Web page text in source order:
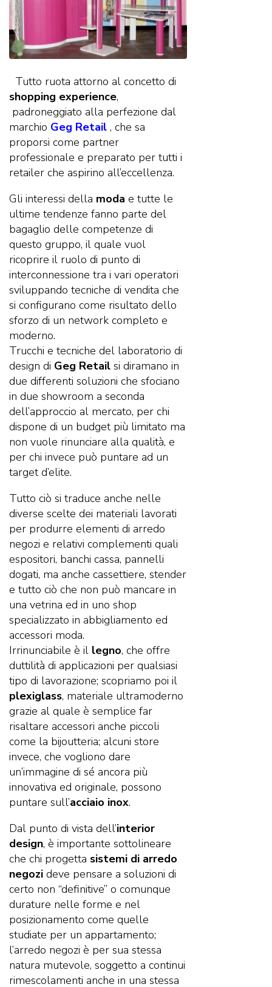
Tutto ruota attorno al concetto di
shopping experience,
padroneggiato alla perfezione dal
marchio Geg Retail , che sa
proporsi come partner
professionale e preparato per tutti i
retailer che aspirino all’eccellenza.
Gli interessi della moda e tutte le
ultime tendenze fanno parte del
bagaglio delle competenze di
questo gruppo, il quale vuol
ricoprire il ruolo di punto di
interconnessione tra i vari operatori
sviluppando tecniche di vendita che
si configurano come risultato dello
sforzo di un network completo e
moderno.
Trucchi e tecniche del laboratorio di
design di Geg Retail si diramano in
due differenti soluzioni che sfociano
in due showroom a seconda
dell’approccio al mercato, per chi
dispone di un budget più limitato ma
non vuole rinunciare alla qualità, e
per chi invece può puntare ad un
target d’elite.
Tutto ciò si traduce anche nelle
diverse scelte dei materiali lavorati
per produrre elementi di arredo
negozi e relativi complementi quali
espositori, banchi cassa, pannelli
dogati, ma anche cassettiere, stender
e tutto ciò che non può mancare in
una vetrina ed in uno shop
specializzato in abbigliamento ed
accessori moda.
Irrinunciabile è il legno, che offre
duttilità di applicazioni per qualsiasi
tipo di lavorazione; scopriamo poi il
plexiglass, materiale ultramoderno
grazie al quale è semplice far
risaltare accessori anche piccoli
come la bijoutteria; alcuni store
invece, che vogliono dare
un’immagine di sé ancora più
innovativa ed originale, possono
puntare sull’acciaio inox.
Dal punto di vista dell’interior
design, è importante sottolineare
che chi progetta sistemi di arredo
negozi deve pensare a soluzioni di
certo non “definitive” o comunque
durature nelle forme e nel
posizionamento come quelle
studiate per un appartamento;
l’arredo negozi è per sua stessa
natura mutevole, soggetto a continui
rimescolamenti anche in una stessa